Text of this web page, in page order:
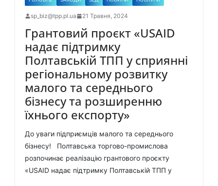
sp_biz@tpp.pl.ua 21 Травня, 2024
Грантовий проєкт «USAID
надає підтримку
Полтавській ТПП у сприянні
регіональному розвитку
малого та середнього
бізнесу та розширенню
їхнього експорту»
До уваги підприємців малого та середнього
бізнесу! Полтавська торгово-промислова
розпочинає реалізацію грантового проєкту
«USAID надає підтримку Полтавській ТПП у